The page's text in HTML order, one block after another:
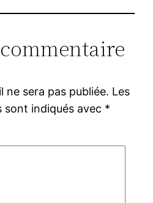
ne sera pas publiée. Les
sont indiqués avec *